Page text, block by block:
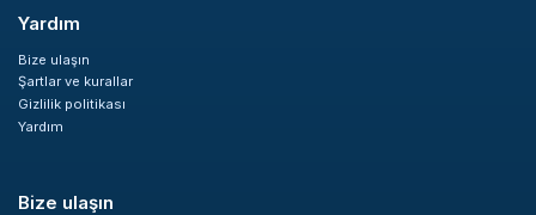
Yardım
Bize ulaşın
Şartlar ve kurallar
Gizlilik politikası
Yardım
Bize ulaşın